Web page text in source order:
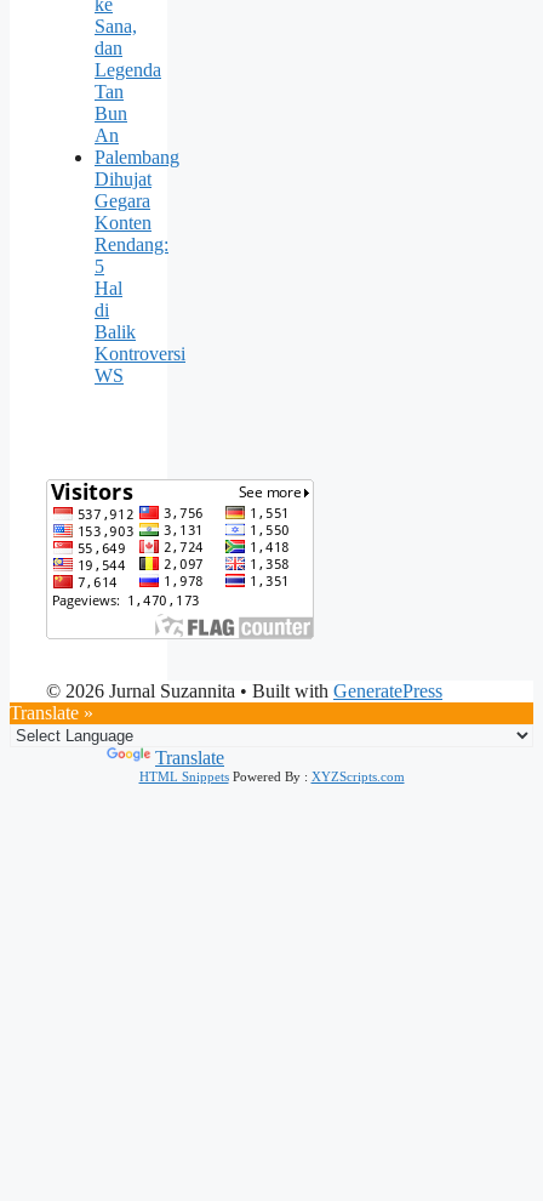
ke
Sana,
dan
Legenda
Tan
Bun
An
Palembang
Dihujat
Gegara
Konten
Rendang:
5
Hal
di
Balik
Kontroversi
WS
© 2026 Jurnal Suzannita • Built with GeneratePress
Translate »
Translate
HTML SnippetsPowered By : XYZScripts.com